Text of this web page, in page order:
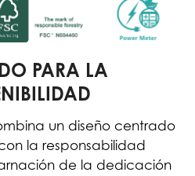
PARA LA
un diseño centrado
la responsabilidad
de la dedicación